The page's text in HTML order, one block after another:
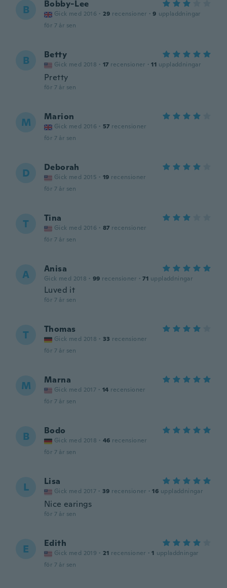
B Bobby-Lee
Gick med 2016 · 29 recensioner · 9 uppladdningar
för 7 år sen
B Betty
Gick med 2018 · 17 recensioner · 11 uppladdningar
Pretty
för 7 år sen
M Marion
Gick med 2016 · 57 recensioner
för 7 år sen
D Deborah
Gick med 2015 · 19 recensioner
för 7 år sen
T Tina
Gick med 2016 · 87 recensioner
för 7 år sen
A Anisa
Gick med 2018 · 99 recensioner · 71 uppladdningar
Luved it
för 7 år sen
T Thomas
Gick med 2018 · 33 recensioner
för 7 år sen
M Marna
Gick med 2017 · 14 recensioner
för 7 år sen
B Bodo
Gick med 2018 · 46 recensioner
för 7 år sen
L Lisa
Gick med 2017 · 39 recensioner · 16 uppladdningar
Nice earings
för 7 år sen
E Edith
Gick med 2019 · 21 recensioner · 1 uppladdningar
för 7 år sen